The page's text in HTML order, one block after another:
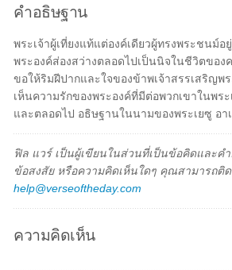
คำอธิษฐาน
พระเจ้าผู้เที่ยงแท้แต่องค์เดียวผู้ทรงพระชนม์อ
พระองค์ส่องสว่างตลอดไปเป็นนิจในชีวิตขอ
ขอให้ริมฝีปากและใจของข้าพเจ้าสรรเสริญพ
เห็นความรักของพระองค์ที่มีต่อพวกเขาในพร
และตลอดไป อธิษฐานในนามของพระเยซู อา
ฟิล แวร์ เป็นผู้เขียนในส่วนที่เป็นข้อคิดและค
ข้อสงสัย หรือความคิดเห็นใดๆ คุณสามารถติ
help@verseoftheday.com
ความคิดเห็น